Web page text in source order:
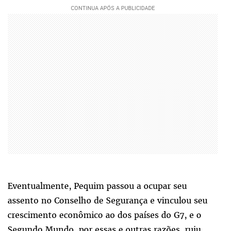
Eventualmente, Pequim passou a ocupar seu
assento no Conselho de Segurança e vinculou seu
crescimento econômico ao dos países do G7, e o